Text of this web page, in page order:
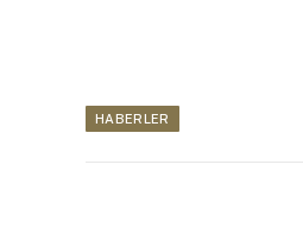
HABERLER